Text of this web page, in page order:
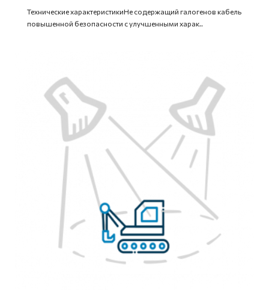
Технические характеристикиНе содержащий галогенов кабель
повышенной безопасности с улучшенными харак..